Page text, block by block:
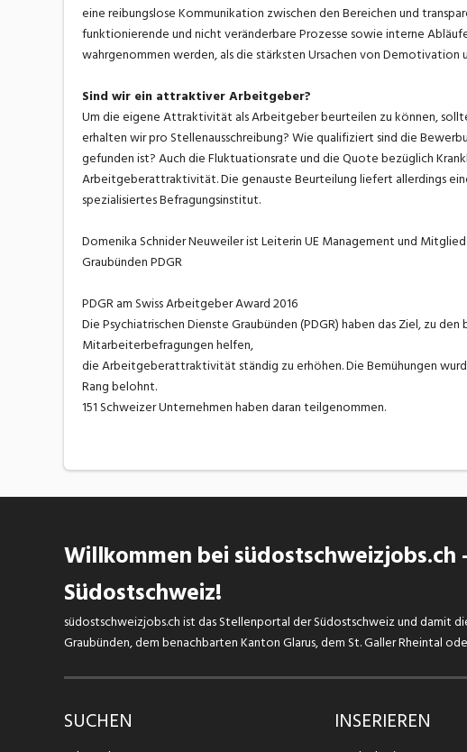
eine reibungslose Kommunikation zwischen den Bereichen und
funktionierende und nicht veränderbare Prozesse sowie interne
wahrgenommen werden, als die stärksten Ursachen von Demotivation
Sind wir ein attraktiver Arbeitgeber?
Um die eigene Attraktivität als Arbeitgeber beurteilen zu können,
erhalten wir pro Stellenausschreibung? Wie qualifiziert sind die
gefunden ist? Auch die Fluktuationsrate und die Quote bezüglich
Arbeitgeberattraktivität. Die genauste Beurteilung liefert allerdings
spezialisiertes Befragungsinstitut.
Domenika Schnider Neuweiler ist Leiterin UE Management und
Graubünden PDGR
PDGR am Swiss Arbeitgeber Award 2016
Die Psychiatrischen Dienste Graubünden (PDGR) haben das Ziel, zu
Mitarbeiterbefragungen helfen,
die Arbeitgeberattraktivität ständig zu erhöhen. Die Bemühungen
Rang belohnt.
151 Schweizer Unternehmen haben daran teilgenommen.
Willkommen bei
Südostschweiz!
südostschweizjobs.ch ist das Stellenportal der Südostschweiz und damit
Graubünden, dem benachbarten Kanton Glarus, dem St. Galler Rheintal
SUCHEN INSERIEREN